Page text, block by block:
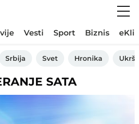
Vesti Sport Biznis
Srbija Svet Hronika
SATA